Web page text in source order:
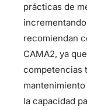
prácticas de
recomiendan
CAMA2, ya
competencias
la capacidad